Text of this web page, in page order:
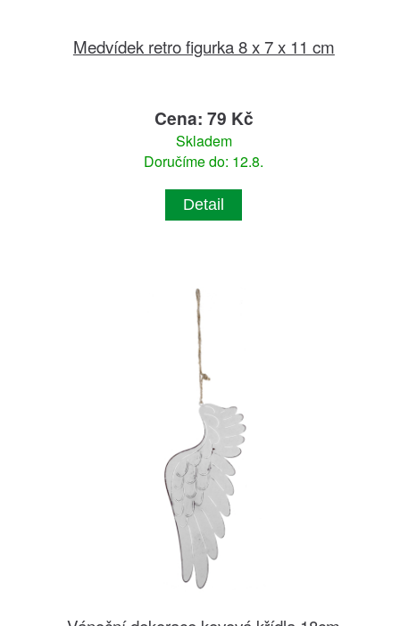
Medvídek retro figurka 8 x 7 x 11 cm
Cena: 79 Kč
Skladem
Doručíme do: 12.8.
Detail